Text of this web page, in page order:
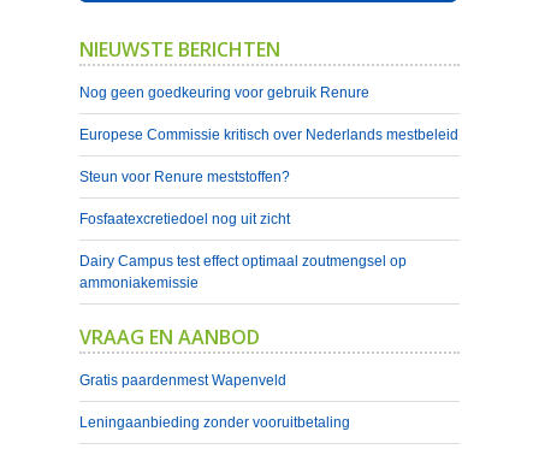
NIEUWSTE BERICHTEN
Nog geen goedkeuring voor gebruik Renure
Europese Commissie kritisch over Nederlands mestbeleid
Steun voor Renure meststoffen?
Fosfaatexcretiedoel nog uit zicht
Dairy Campus test effect optimaal zoutmengsel op
ammoniakemissie
VRAAG EN AANBOD
Gratis paardenmest Wapenveld
Leningaanbieding zonder vooruitbetaling